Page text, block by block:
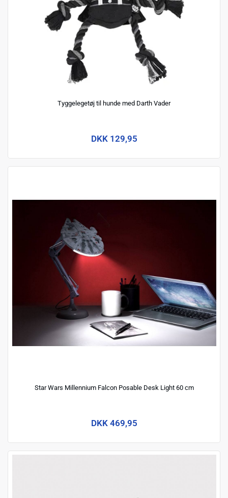
Tyggelegetøj til hunde med Darth Vader
DKK 129,95
Star Wars Millennium Falcon Posable Desk Light 60 cm
DKK 469,95